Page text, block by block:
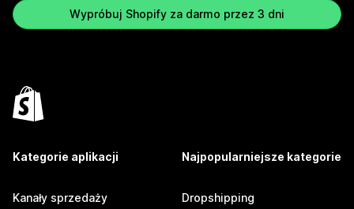
Wypróbuj Shopify za darmo przez 3 dni
Kategorie aplikacji
Kanały sprzedaży
Najpopularniejsze kategorie
Dropshipping